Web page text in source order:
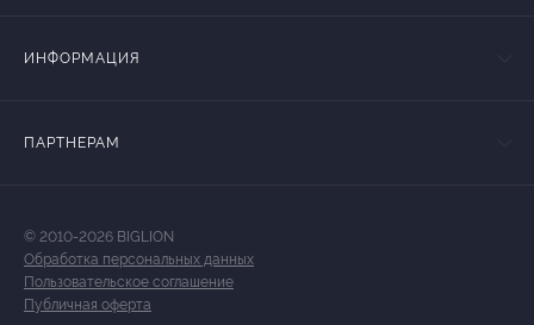
ИНФОРМАЦИЯ
ПАРТНЕРАМ
© 2010-2026 BIGLION
Обработка персональных данных
Пользовательское соглашение
Публичная оферта